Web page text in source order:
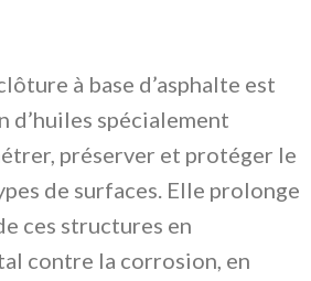
à base d’asphalte est
d’huiles spécialement
préserver et protéger le
de surfaces. Elle prolonge
ces structures en
contre la corrosion, en